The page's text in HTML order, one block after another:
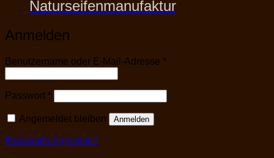
Naturseifenmanufaktur
Anmelden
Benutzername oder E-Mail-Adresse *Erforderlich
Passwort *Erforderlich
Angemeldet bleiben Anmelden
Passwort vergessen?